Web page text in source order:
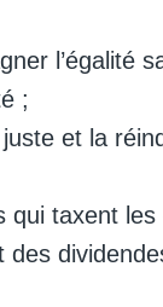
l’égalité
;
et la
qui taxent